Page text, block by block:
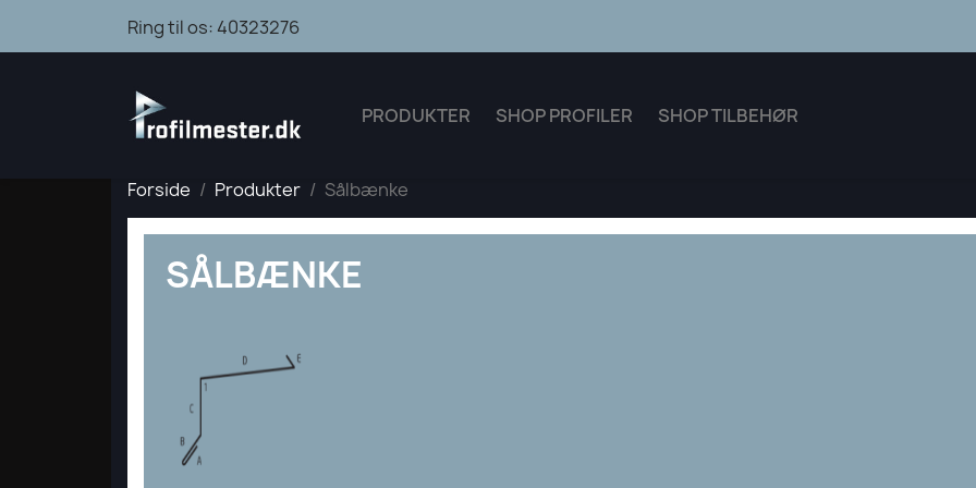
Ring til os:40323276
PRODUKTER SHOP PROFILER SHOP TILBEHØR
Forside Produkter Sålbænke
SÅLBÆNKE